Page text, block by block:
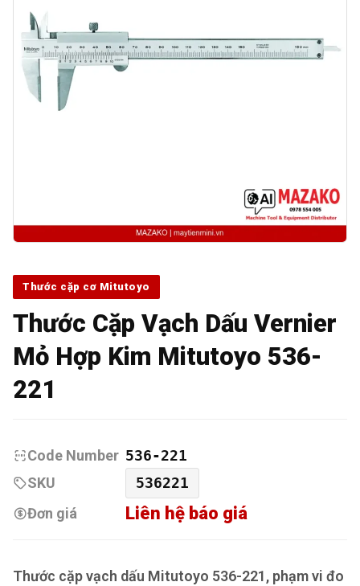
Thước cặp cơ Mitutoyo
Thước Cặp Vạch Dấu Vernier
Mỏ Hợp Kim Mitutoyo 536-
221
Code Number 536-221
SKU
536221
Đơn giá
Liên hệ báo giá
Thước cặp vạch dấu Mitutoyo 536-221, phạm vi đo